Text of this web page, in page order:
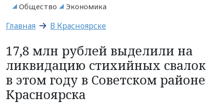
Общество
Экономика
Главная В Красноярске
17,8 млн рублей выделили на
ликвидацию стихийных свалок
в этом году в Советском районе
Красноярска